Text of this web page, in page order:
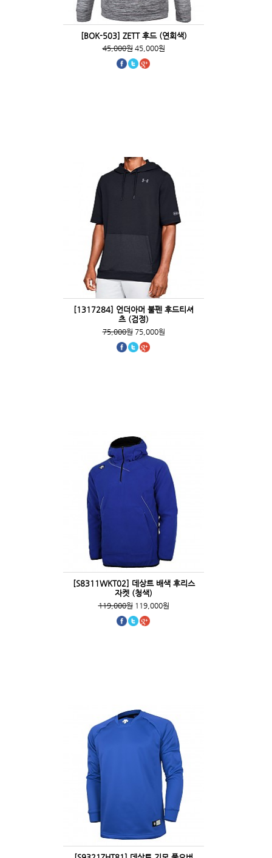
[BOK-503] ZETT 후드 (연회색)
45,000원45,000원
[1317284] 언더아머 불펜 후드티셔
츠 (검정)
75,000원75,000원
[S8311WKT02] 데상트 배색 후리스
자켓 (청색)
119,000원119,000원